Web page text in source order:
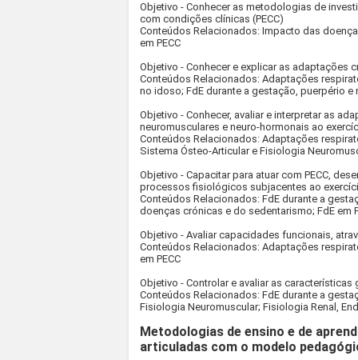
Objetivo - Conhecer as metodologias de
com condições clínicas (PECC)
Conteúdos Relacionados: Impacto das
em PECC
Objetivo - Conhecer e explicar as adaptações
Conteúdos Relacionados: Adaptações
no idoso; FdE durante a gestação, puerpério e
Objetivo - Conhecer, avaliar e interpretar as
neuromusculares e neuro-hormonais ao
Conteúdos Relacionados: Adaptações
Sistema Ósteo-Articular e Fisiologia
Objetivo - Capacitar para atuar com PECC,
processos fisiológicos subjacentes ao
Conteúdos Relacionados: FdE durante a
doenças crónicas e do sedentarismo; FdE em
Objetivo - Avaliar capacidades funcionais,
Conteúdos Relacionados: Adaptações
em PECC
Objetivo - Controlar e avaliar as
Conteúdos Relacionados: FdE durante a
Fisiologia Neuromuscular; Fisiologia Renal,
Metodologias de ensino e de
articuladas com o modelo